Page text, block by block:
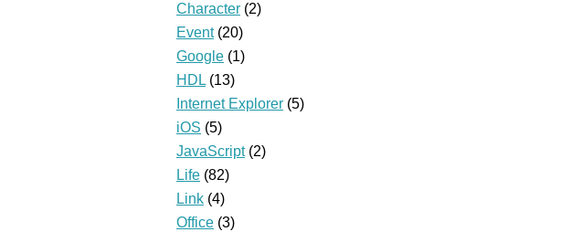
Character (2)
Event(20)
Google (1)
HDL (13)
Internet Explorer (5)
iOS (5)
JavaScript(2)
Life (82)
Link (4)
Office (3)